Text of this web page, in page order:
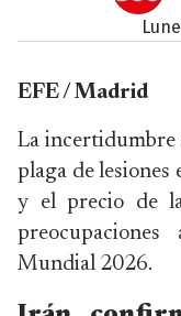
EFE / Madrid
La incertidumbre
plaga de
y el precio de
Mundial 2026.